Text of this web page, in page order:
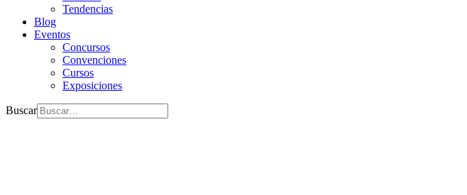
Tendencias
Blog
Eventos
Concursos
Convenciones
Cursos
Exposiciones
Buscar